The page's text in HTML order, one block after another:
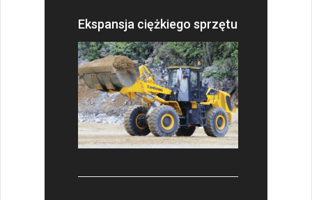
Ekspansja ciężkiego sprzętu